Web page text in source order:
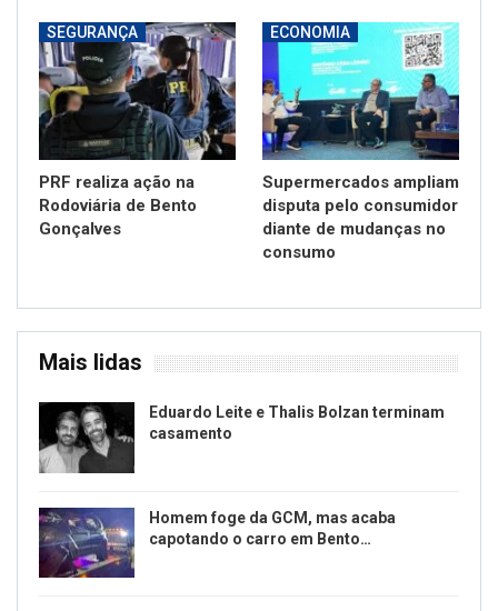
SEGURANÇA
PRF realiza ação na
Rodoviária de Bento
Gonçalves
ECONOMIA
Supermercados ampliam
disputa pelo consumidor
diante de mudanças no
consumo
Mais lidas
Eduardo Leite e Thalis Bolzan terminam
casamento
Homem foge da GCM, mas acaba
capotando o carro em Bento…